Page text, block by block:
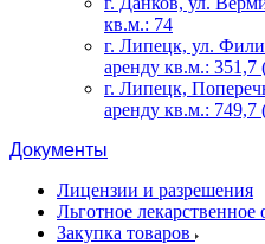
кв.м.: 74
г. Липецк, ул.
аренду кв.м.: 351,7
г. Липецк,
аренду кв.м.: 749,7
Документы
Лицензии и разрешения
Льготное лекарственное
Закупка товаров